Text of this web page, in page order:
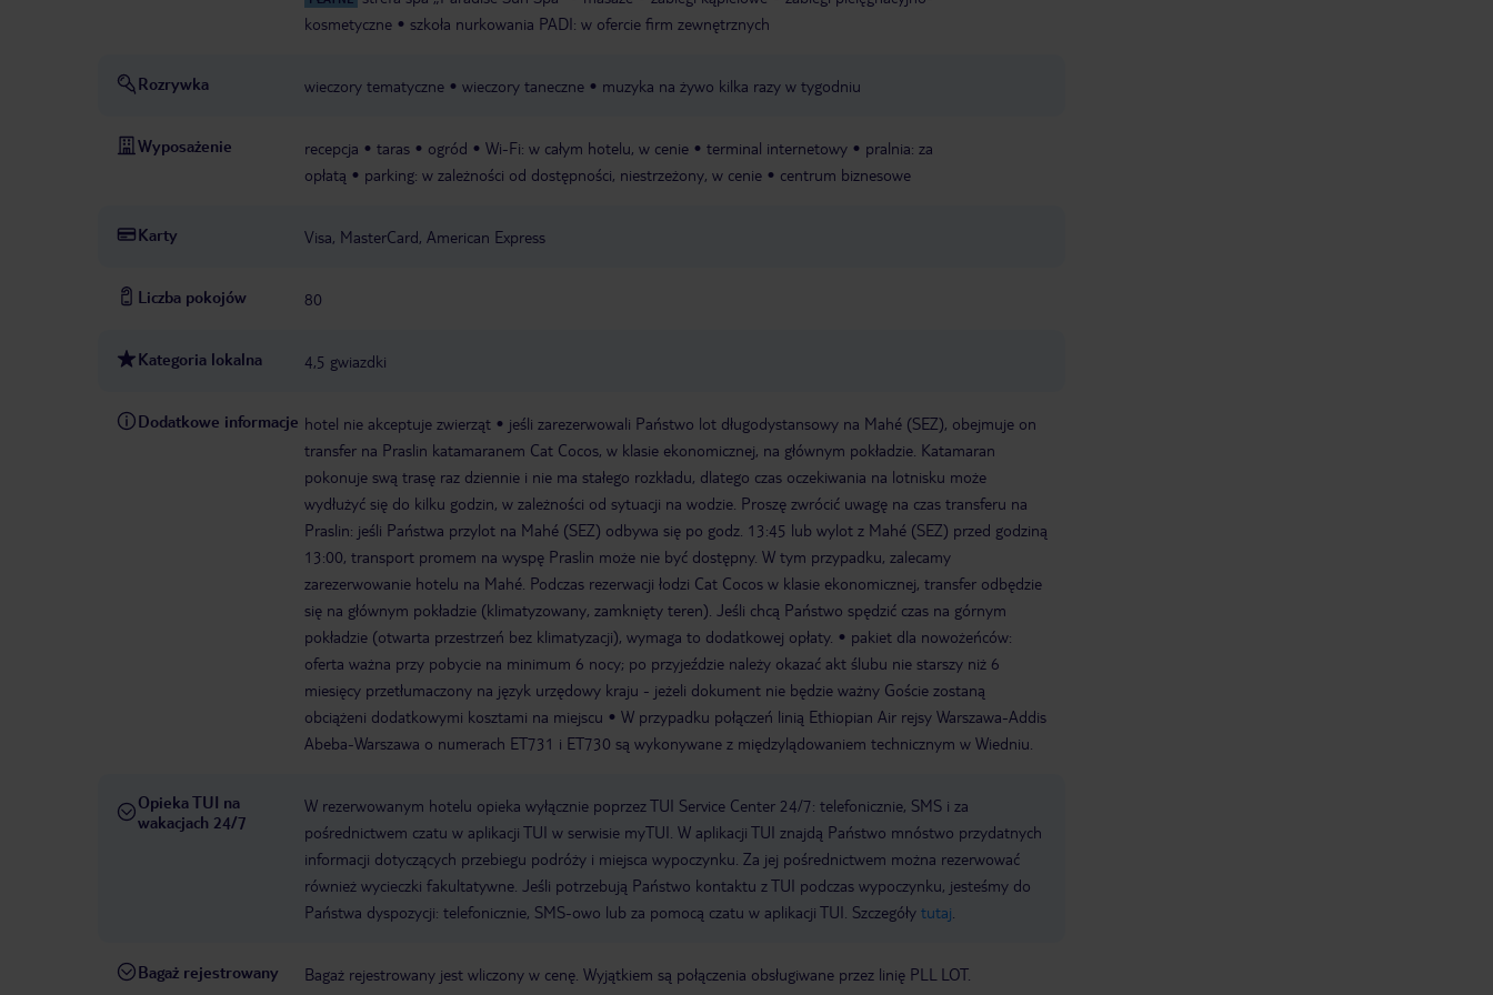
kosmetyczne
szkoła nurkowania PADI: w ofercie firm zewnętrznych
Rozrywka wieczory tematyczne wieczory taneczne muzyka na żywo kilka razy w tygodniu
Wyposażenie recepcja taras ogród Wi-Fi: w całym hotelu, w cenie terminal internetowy
pralnia: za
opłatą
parking: w zależności od dostępności, niestrzeżony, w cenie centrum biznesowe
Karty Visa, MasterCard, American Express
Liczba pokojów 80
Kategoria lokalna 4,5 gwiazdki
Dodatkowe informacje hotel nie akceptuje zwierząt
jeśli zarezerwowali Państwo lot długodystansowy na Mahé (SEZ), obejmuje on
transfer na Praslin katamaranem Cat Cocos, w klasie ekonomicznej, na głównym pokładzie. Katamaran
pokonuje swą trasę raz dziennie i nie ma stałego rozkładu, dlatego czas oczekiwania na lotnisku może
wydłużyć się do kilku godzin, w zależności od sytuacji na wodzie. Proszę zwrócić uwagę na czas transferu na
Praslin: jeśli Państwa przylot na Mahé (SEZ) odbywa się po godz. 13:45 lub wylot z Mahé (SEZ) przed godziną
13:00, transport promem na wyspę Praslin może nie być dostępny. W tym przypadku, zalecamy
zarezerwowanie hotelu na Mahé. Podczas rezerwacji łodzi Cat Cocos w klasie ekonomicznej, transfer odbędzie
się na głównym pokładzie (klimatyzowany, zamknięty teren). Jeśli chcą Państwo spędzić czas na górnym
pokładzie (otwarta przestrzeń bez klimatyzacji), wymaga to dodatkowej opłaty.
pakiet dla nowożeńców:
oferta ważna przy pobycie na minimum 6 nocy; po przyjeździe należy okazać akt ślubu nie starszy niż 6
miesięcy przetłumaczony na język urzędowy kraju - jeżeli dokument nie będzie ważny Goście zostaną
obciążeni dodatkowymi kosztami na miejscu
W przypadku połączeń linią Ethiopian Air rejsy Warszawa-Addis
Abeba-Warszawa o numerach ET731 i ET730 są wykonywane z międzylądowaniem technicznym w Wiedniu.
Opieka TUI na
wakacjach 24/7
W rezerwowanym hotelu opieka wyłącznie poprzez TUI Service Center 24/7: telefonicznie, SMS i za
pośrednictwem czatu w aplikacji TUI w serwisie myTUI. W aplikacji TUI znajdą Państwo mnóstwo przydatnych
informacji dotyczących przebiegu podróży i miejsca wypoczynku. Za jej pośrednictwem można rezerwować
również wycieczki fakultatywne. Jeśli potrzebują Państwo kontaktu z TUI podczas wypoczynku, jesteśmy do
Państwa dyspozycji: telefonicznie, SMS-owo lub za pomocą czatu w aplikacji TUI. Szczegóły tutaj
Bagaż rejestrowany Bagaż rejestrowany jest wliczony w cenę. Wyjątkiem są połączenia obsługiwane przez linię PLL LOT.